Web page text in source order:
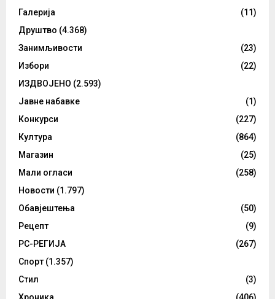
Галерија
(11)
Друштво (4.368)
Занимљивости
(23)
Избори
(22)
ИЗДВОЈЕНО (2.593)
Јавне набавке
(1)
Конкурси
(227)
Култура
(864)
Магазин
(25)
Мали огласи
(258)
Новости (1.797)
Обавјештења
(50)
Рецепт
(9)
РС-РЕГИЈА
(267)
Спорт (1.357)
Стил
(3)
Хроника
(406)